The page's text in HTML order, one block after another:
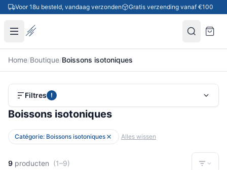
Ga naar inhoud
Voor 18u besteld, vandaag verzonden Gratis verzending vanaf €100
Home/Boutique/Boissons isotoniques
Filtres !
Boissons isotoniques
Catégorie: Boissons isotoniques Alles wissen
9 producten (1–9)